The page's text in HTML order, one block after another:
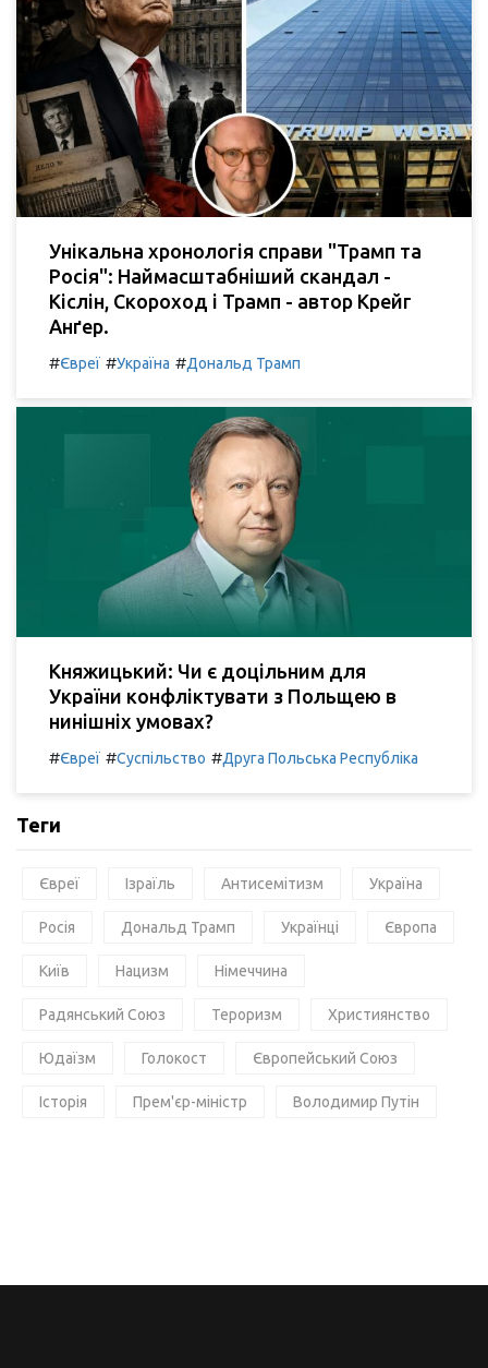
Унікальна хронологія справи "Трамп та
Росія": Наймасштабніший скандал -
Кіслін, Скороход і Трамп - автор Крейг
Анґер.
#Євреї #Україна #Дональд Трамп
Княжицький: Чи є доцільним для
України конфліктувати з Польщею в
нинішніх умовах?
#Євреї #Суспільство #Друга Польська Республіка
Теги
Євреї Ізраїль Антисемітизм Україна
Росія Дональд Трамп Українці Європа
Київ Нацизм Німеччина
Радянський Союз Тероризм Християнство
Юдаїзм Голокост Європейський Союз
Історія Прем'єр-міністр Володимир Путін